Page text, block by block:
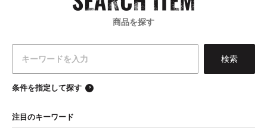
商品を探す
条件を指定して探す
注目のキーワード